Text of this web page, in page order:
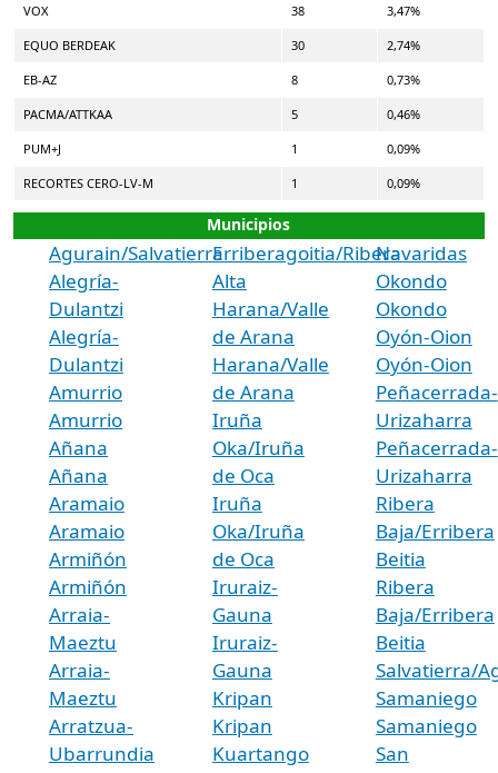
VOX 38 3,47%
EQUO BERDEAK 30 2,74%
EB-AZ 8 0,73%
PACMA/ATTKAA 5 0,46%
PUM+J 1 0,09%
RECORTES CERO-LV-M 1 0,09%
Municipios
Agurain/Salvatierra
Alegría-
Dulantzi
Alegría-
Dulantzi
Amurrio
Amurrio
Añana
Añana
Aramaio
Aramaio
Armiñón
Armiñón
Arraia-
Maeztu
Arraia-
Maeztu
Arratzua-
Ubarrundia
Erriberagoitia/Ribera
Alta
Harana/Valle
de Arana
Harana/Valle
de Arana
Iruña
Oka/Iruña
de Oca
Iruña
Oka/Iruña
de Oca
Iruraiz-
Gauna
Iruraiz-
Gauna
Kripan
Kripan
Kuartango
Navaridas
Okondo
Okondo
Oyón-Oion
Oyón-Oion
Peñacerrada-
Urizaharra
Peñacerrada-
Urizaharra
Ribera
Baja/Erribera
Beitia
Ribera
Baja/Erribera
Beitia
Salvatierra/
Samaniego
Samaniego
San